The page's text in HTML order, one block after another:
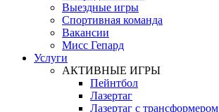
Выездные игры
Спортивная команда
Вакансии
Мисс Гепард
Услуги
АКТИВНЫЕ ИГРЫ
Пейнтбол
Лазертаг
Лазертаг с трансформером